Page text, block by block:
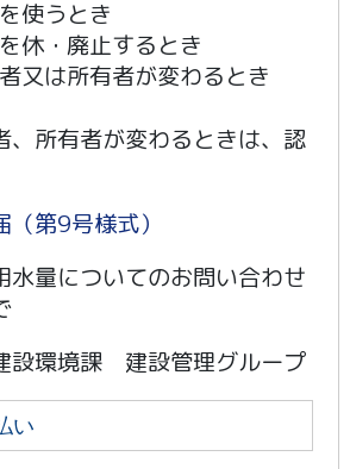
使うとき
休・廃止するとき
又は所有者が変わるとき
所有者が変わるときは、認
第9号様式）
水量についてのお問い合わせ
設環境課 建設管理グループ
い